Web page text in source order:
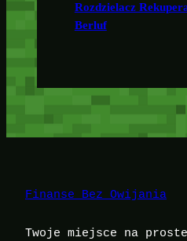
Rozdzielacz
Berluf
Finanse Bez Owijania
Twoje miejsce na